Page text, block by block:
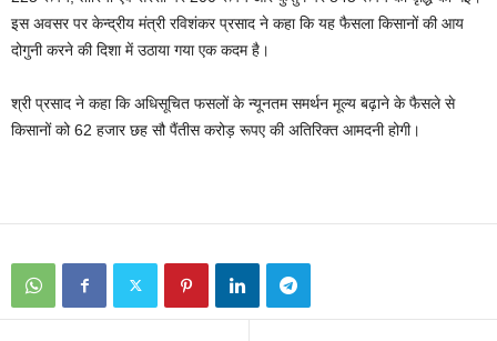
इस अवसर पर केन्‍द्रीय मंत्री रविशंकर प्रसाद ने कहा कि यह फैसला किसानों की आय
दोगुनी करने की दिशा में उठाया गया एक कदम है।
श्री प्रसाद ने कहा कि अधिसूचित फसलों के न्‍यूनतम समर्थन मूल्‍य बढ़ाने के फैसले से
किसानों को 62 हजार छह सौ पैंतीस करोड़ रूपए की अतिरिक्‍त आमदनी होगी।